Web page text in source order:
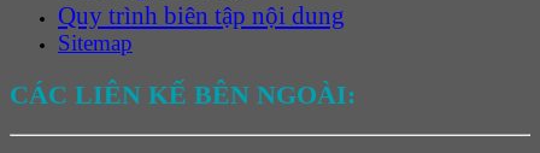
Quy trình biên tập nội dung
Sitemap
CÁC LIÊN KẾ BÊN NGOÀI: